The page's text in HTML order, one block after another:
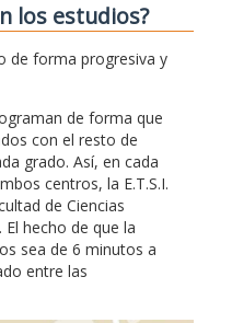
los estudios?
de forma progresiva y
de forma que
con el resto de
grado. Así, en cada
centros, la E.T.S.I.
de Ciencias
hecho de que la
sea de 6 minutos a
entre las